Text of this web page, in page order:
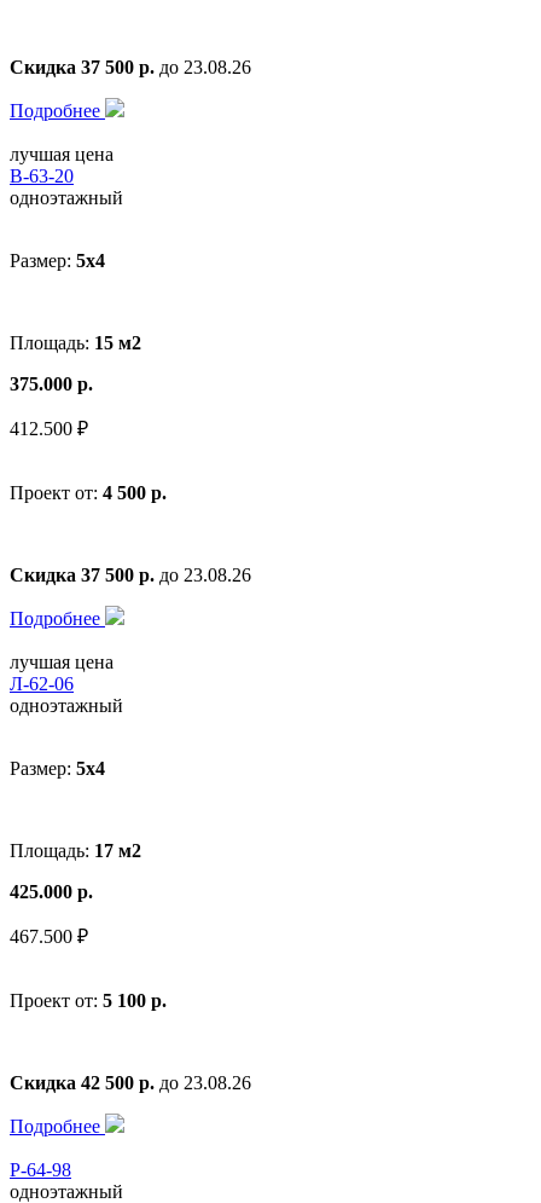
Скидка 37 500 р. до 23.08.26
Подробнее
лучшая цена
В-63-20
одноэтажный
Размер: 5x4
Площадь: 15 м2
375.000 р.
412.500 ₽
Проект от: 4 500 р.
Скидка 37 500 р. до 23.08.26
Подробнее
лучшая цена
Л-62-06
одноэтажный
Размер: 5x4
Площадь: 17 м2
425.000 р.
467.500 ₽
Проект от: 5 100 р.
Скидка 42 500 р. до 23.08.26
Подробнее
Р-64-98
одноэтажный